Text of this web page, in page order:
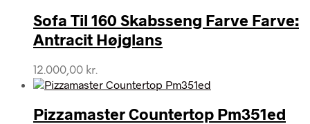
Sofa Til 160 Skabsseng Farve Farve:
Antracit Højglans
12.000,00 kr.
Pizzamaster Countertop Pm351ed